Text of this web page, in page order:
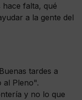
falta, qué
a la gente del
tardes a
al Pleno".
y no lo que